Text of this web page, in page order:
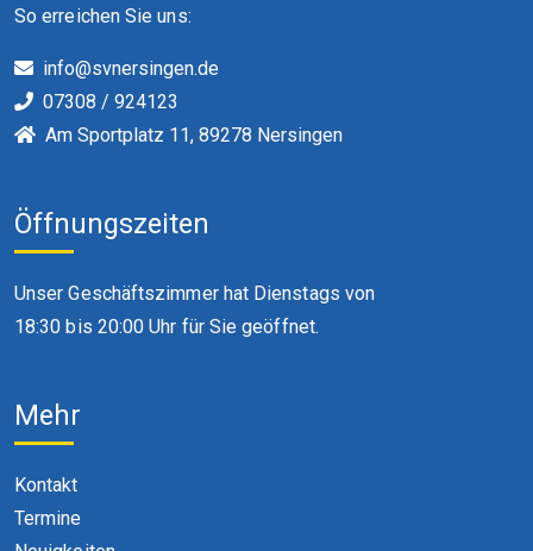
So erreichen Sie uns:
info@svnersingen.de
07308 / 924123
Am Sportplatz 11, 89278 Nersingen
Öffnungszeiten
Unser Geschäftszimmer hat Dienstags von
18:30 bis 20:00 Uhr für Sie geöffnet.
Mehr
Kontakt
Termine